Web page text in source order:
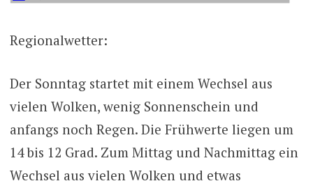
Regionalwetter:
Der Sonntag startet mit einem Wechsel aus
vielen Wolken, wenig Sonnenschein und
anfangs noch Regen. Die Frühwerte liegen um
14 bis 12 Grad. Zum Mittag und Nachmittag ein
Wechsel aus vielen Wolken und etwas